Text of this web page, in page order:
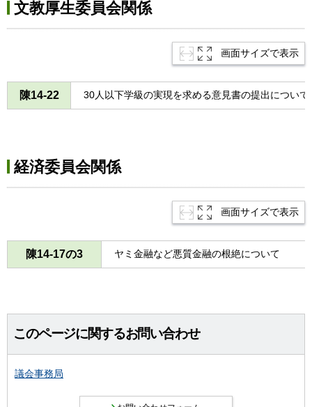
文教厚生委員会関係
画面サイズで表示
陳14-22 30人以下学級の実現を求める意見書の提出について
経済委員会関係
画面サイズで表示
陳14-17の3 ヤミ金融など悪質金融の根絶について
このページに関するお問い合わせ
議会事務局